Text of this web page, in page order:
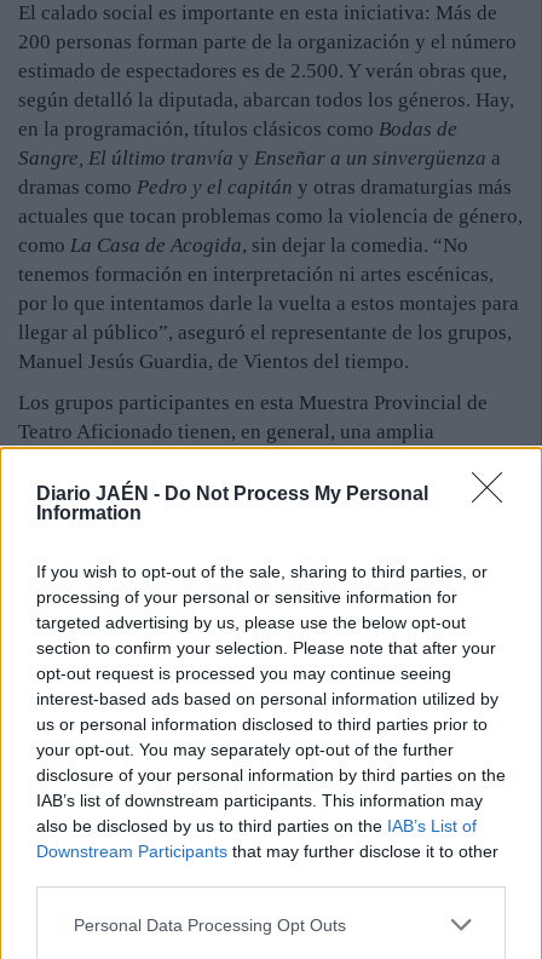
Diario JAÉN - Do Not Process My Personal
Information
If you wish to opt-out of the sale, sharing to third parties, or
processing of your personal or sensitive information for
targeted advertising by us, please use the below opt-out
section to confirm your selection. Please note that after your
opt-out request is processed you may continue seeing
interest-based ads based on personal information utilized by
us or personal information disclosed to third parties prior to
your opt-out. You may separately opt-out of the further
disclosure of your personal information by third parties on the
IAB’s list of downstream participants. This information may
also be disclosed by us to third parties on the IAB’s List of
Downstream Participants that may further disclose it to other
Personal Data Processing Opt Outs
El calado social es importante en esta iniciativa: Más de
200 personas forman parte de la organización y el número
estimado de espectadores es de 2.500. Y verán obras que,
según detalló la diputada, abarcan todos los géneros. Hay,
en la programación, títulos clásicos como Bodas de
Sangre, El último tranvía y Enseñar a un sinvergüenza a
dramas como Pedro y el capitán y otras dramaturgias más
actuales que tocan problemas como la violencia de género,
como La Casa de Acogida, sin dejar la comedia. “No
tenemos formación en interpretación ni artes escénicas,
por lo que intentamos darle la vuelta a estos montajes para
llegar al público”, aseguró el representante de los grupos,
Manuel Jesús Guardia, de Vientos del tiempo.
Los grupos participantes en esta Muestra Provincial de
Teatro Aficionado tienen, en general, una amplia
reconocimiento entre sus vecinos. Estos son Los Jarales,
de Vilches; la compañía de Teatro de la Asociación Juana
Alco, de Villanueva del Arzobispo; Callejuela, de
Mengíbar; Vientos del tiempo, de Torredonjimeno; la
Asociación de Mujeres la Llana, de Baños de la Encima;
Animahist, de Alcalá la Real; Tejemaneje, de Arroyo del
Ojanco, y Carmín, de Arquillos, que es el único grupo que
realizará tres actuaciones en vez de dos.
Y estos grupos estarán en 21 municipios: Navas de San
Juan, Peal, Villargordo, Bailén, Torredelcampo, Mengíbar,
Orcera, Pegalajar, Santisteban, Campillo de Arenas,
Santiago de Calatrava, La Puerta de Segura, Castellar,